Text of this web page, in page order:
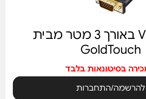
כבל VGA באורך 3 מטר מבית
GoldTouch
בסיטונאות בלבד
להרשמה/התחברות